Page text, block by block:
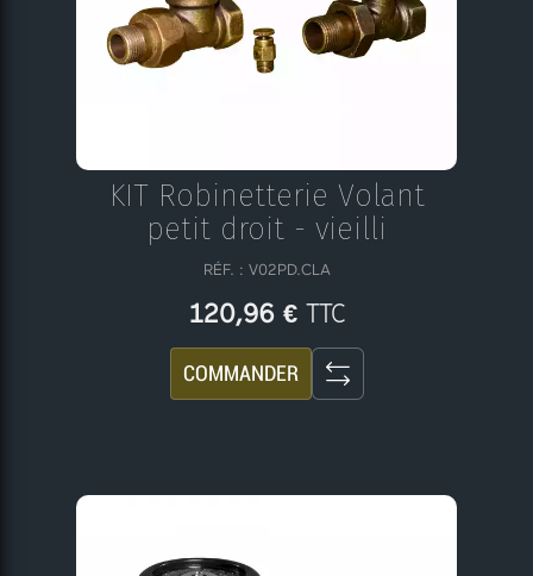
KIT Robinetterie Volant
petit droit - vieilli
RÉF. : V02PD.CLA
120,96 € TTC
COMMANDER